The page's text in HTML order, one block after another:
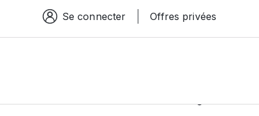
Espace connexion
Se connecter Offres privées